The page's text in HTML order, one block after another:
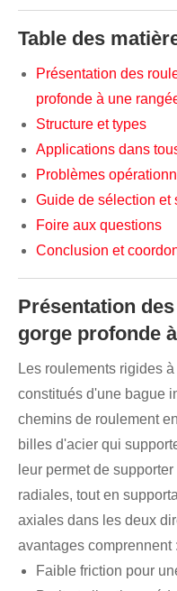
Table des
Présentation des
profonde à une
Structure et types
Applications dans
Problèmes
Guide de sélection et
Foire aux questions
Conclusion et
Présentation
gorge profonde
Les roulements rigides
constitués d'une bague
chemins de roulement
billes d'acier qui
leur permet de
radiales, tout en
axiales dans les deux
avantages comprennent :
Faible friction pour